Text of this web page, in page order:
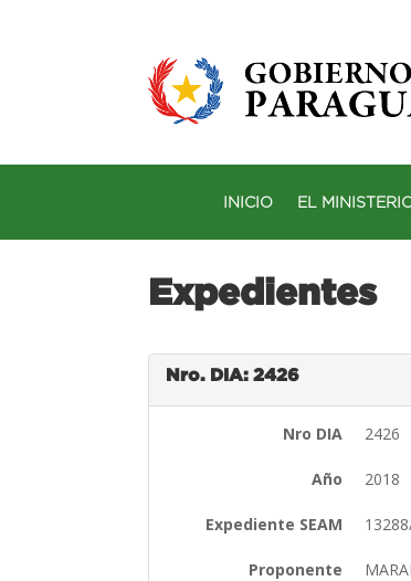
INICIO EL
Expedientes
Nro. DIA: 2426
Nro DIA 2426
Año 2018
Expediente SEAM
Proponente